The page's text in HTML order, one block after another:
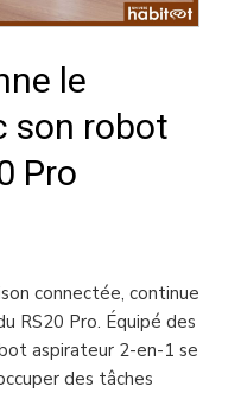
le
son robot
Pro
connectée, continue
RS20 Pro. Équipé des
aspirateur 2-en-1 se
des tâches